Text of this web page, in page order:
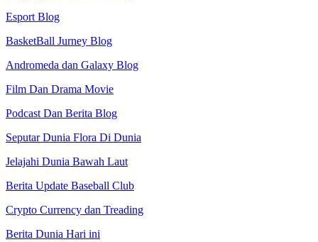
Esport Blog
BasketBall Jurney Blog
Andromeda dan Galaxy Blog
Film Dan Drama Movie
Podcast Dan Berita Blog
Seputar Dunia Flora Di Dunia
Jelajahi Dunia Bawah Laut
Berita Update Baseball Club
Crypto Currency dan Treading
Berita Dunia Hari ini